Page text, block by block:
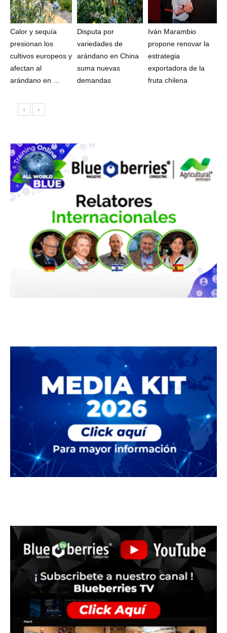
Calor y sequía
presionan los
cultivos europeos y
afectan al
arándano en ...
Disputa por
variedades de
arándano en China
suma nuevas
demandas
Iván Marambio
propone renovar la
estrategia
exportadora de la
fruta chilena